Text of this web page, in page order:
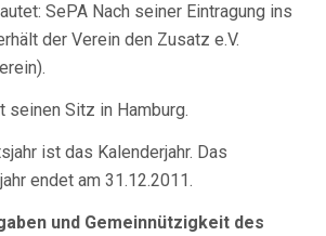
SePA Nach seiner Eintragung ins
der Verein den Zusatz e.V.
seinen Sitz in Hamburg.
ist das Kalenderjahr. Das
endet am 31.12.2011.
und Gemeinnützigkeit des